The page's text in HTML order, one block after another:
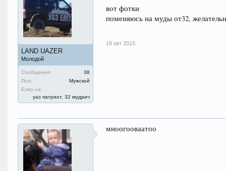
LAND UAZER
Молодой
Сообщения:
38
Пол:
Мужской
Езжу на:
уаз патриот, 32 мудрич
вот фотки
поменяюсь на муды от32,
19 окт 2015
мноогооваатоо